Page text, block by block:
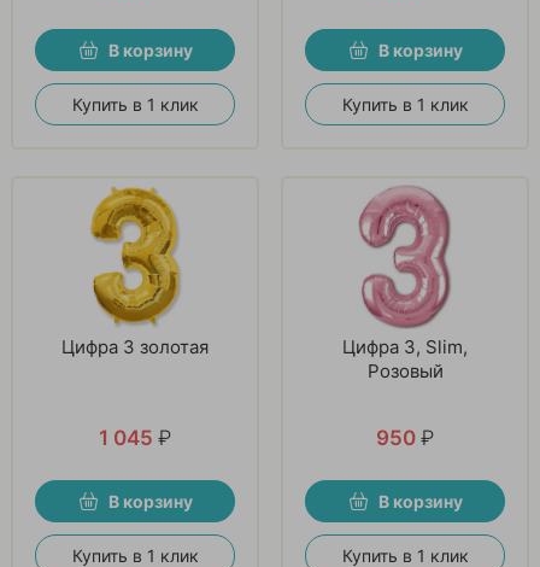
В корзину
Купить в 1 клик
В корзину
Купить в 1 клик
Цифра 3 золотая
1 045 ₽
В корзину
Купить в 1 клик
Цифра 3, Slim,
Розовый
950 ₽
В корзину
Купить в 1 клик